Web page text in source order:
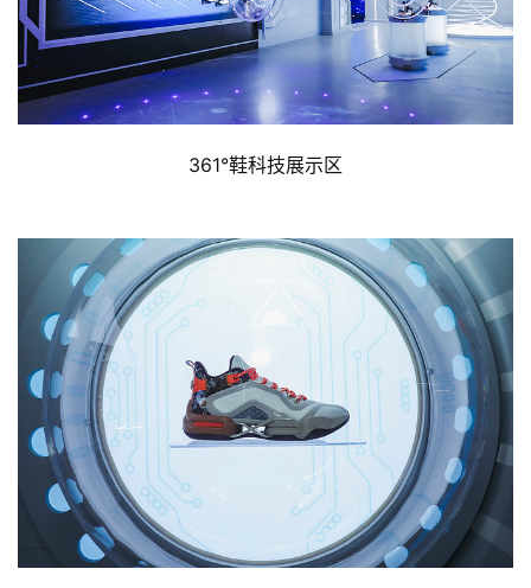
361°鞋科技展示区